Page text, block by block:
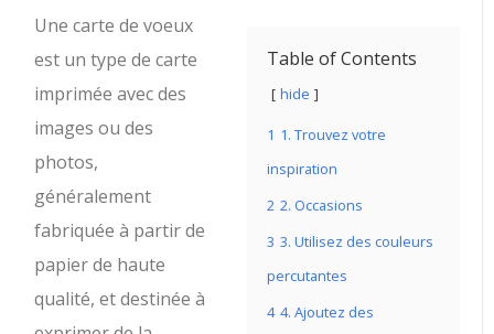
Table of Contents
hide
1 1. Trouvez votre
inspiration
2 2. Occasions
3 3. Utilisez des couleurs
percutantes
4 4. Ajoutez des
Une carte de voeux
est un type de carte
imprimée avec des
images ou des
photos,
généralement
fabriquée à partir de
papier de haute
qualité, et destinée à